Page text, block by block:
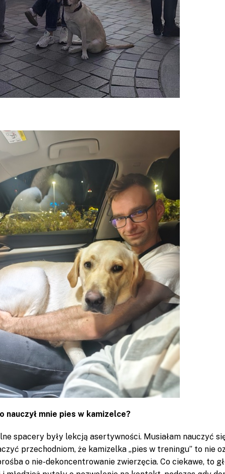
nauczył mnie pies w kamizelce?
spacery były lekcją asertywności. Musiałam nauczyć
przechodniom, że kamizelka „pies w treningu” to nie
o nie-dekoncentrowanie zwierzęcia. Co ciekawe, to